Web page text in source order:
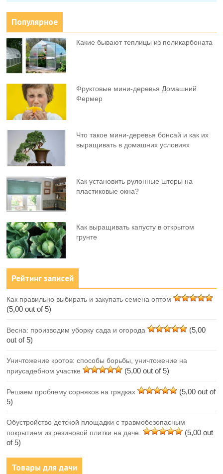
Популярное
Какие бывают теплицы из поликарбоната
Фруктовыe мини-деревья Домашний
Фермер
Что такое мини-деревья бонсай и как их
выращивать в домашних условиях
Как установить рулонные шторы на
пластиковые окна?
Как выращивать капусту в открытом
грунте
Рейтинг записей
Как правильно выбирать и закупать семена оптом
(5,00 out of 5)
Весна: производим уборку сада и огорода
(5,00
out of 5)
Уничтожение кротов: способы борьбы, уничтожение на
приусадебном участке
(5,00 out of 5)
Решаем проблему сорняков на грядках
(5,00 out of
5)
Обустройство детской площадки с травмобезопасным
покрытием из резиновой плитки на даче.
(5,00 out
of 5)
Товары для дачи